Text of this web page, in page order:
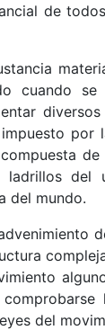
de
cuando
por
ladrillos del
del mundo.
del